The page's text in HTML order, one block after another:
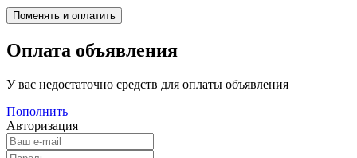
Оплата объявления
У вас недостаточно средств для оплаты объявления
Пополнить
Авторизация